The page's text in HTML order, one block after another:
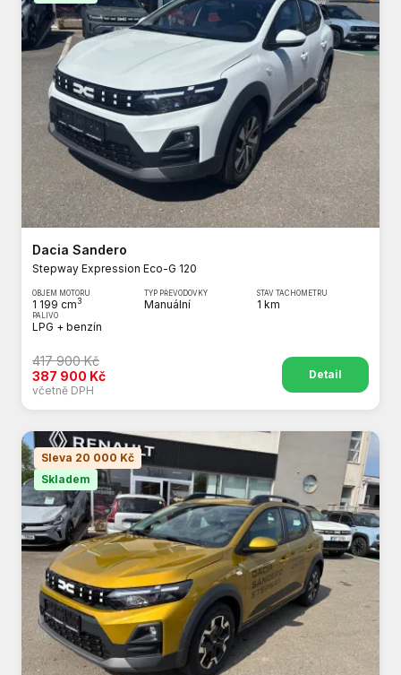
Dacia Sandero
Stepway Expression Eco-G 120
OBJEM MOTORU
1 199 cm3
TYP PŘEVODOVKY
Manuální
STAV TACHOMETRU
1 km
PALIVO
LPG + benzín
417 900 Kč
387 900 Kč
včetně DPH
Detail
Sleva 20 000 Kč
Skladem